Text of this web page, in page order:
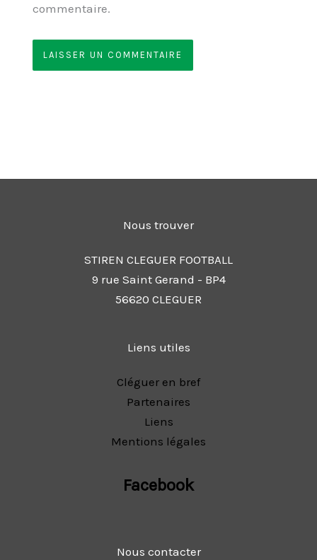
commentaire.
Nous trouver
STIREN CLEGUER FOOTBALL
9 rue Saint Gerand - BP4
56620 CLEGUER
Liens utiles
Cléguer en bref
Partenaires
Liens
Mentions légales
Facebook
Nous contacter